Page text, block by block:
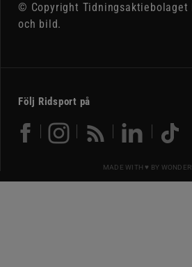
© Copyright
och bild.
Följ Ridsport på
MADE WITH ♥ BY